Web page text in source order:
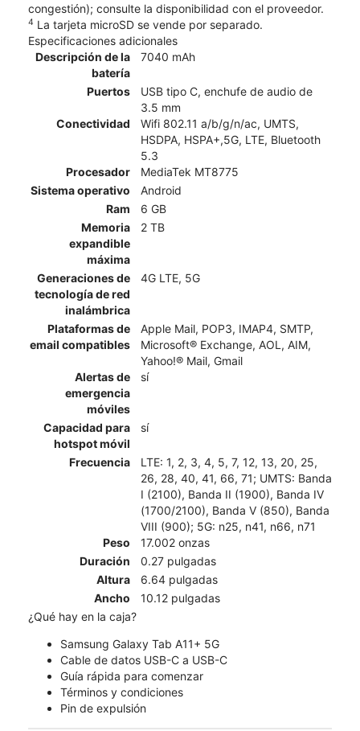
congestión); consulte la disponibilidad con el proveedor.
4 La tarjeta microSD se vende por separado.
Especificaciones adicionales
Descripción de la
batería
7040 mAh
Puertos
USB tipo C, enchufe de audio de
3.5 mm
Conectividad
Wifi 802.11 a/b/g/n/ac, UMTS,
HSDPA, HSPA+,5G, LTE, Bluetooth
5.3
Procesador
MediaTek MT8775
Sistema operativo
Android
Ram
6 GB
Memoria
expandible
máxima
2 TB
Generaciones de
tecnología de red
inalámbrica
4G LTE, 5G
Plataformas de
email compatibles
Apple Mail, POP3, IMAP4, SMTP,
Microsoft® Exchange, AOL, AIM,
Yahoo!® Mail, Gmail
Alertas de
emergencia
móviles
sí
Capacidad para
hotspot móvil
sí
Frecuencia
LTE: 1, 2, 3, 4, 5, 7, 12, 13, 20, 25,
26, 28, 40, 41, 66, 71; UMTS: Banda
I (2100), Banda II (1900), Banda IV
(1700/2100), Banda V (850), Banda
VIII (900); 5G: n25, n41, n66, n71
Peso
17.002 onzas
Duración
0.27 pulgadas
Altura
6.64 pulgadas
Ancho
10.12 pulgadas
¿Qué hay en la caja?
Samsung Galaxy Tab A11+ 5G
Cable de datos USB-C a USB-C
Guía rápida para comenzar
Términos y condiciones
Pin de expulsión